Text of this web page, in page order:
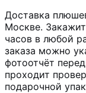
Доставка
Москве.
часов в любой
заказа можно
фотоотчёт
проходит
подарочной